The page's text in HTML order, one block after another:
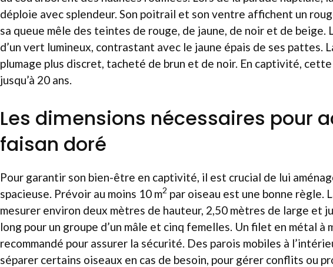
déploie avec splendeur. Son poitrail et son ventre affichent un
sa queue mêle des teintes de rouge, de jaune, de noir et de beige.
d’un vert lumineux, contrastant avec le jaune épais de ses pattes.
plumage plus discret, tacheté de brun et de noir. En captivité,
jusqu’à 20 ans.
Les dimensions nécessaires pour
faisan doré
Pour garantir son bien-être en captivité, il est crucial de lui
spacieuse. Prévoir au moins 10 m2 par oiseau est une bonne règle.
mesurer environ deux mètres de hauteur, 2,50 mètres de large et
long pour un groupe d’un mâle et cinq femelles. Un filet en métal à
recommandé pour assurer la sécurité. Des parois mobiles à
séparer certains oiseaux en cas de besoin, pour gérer conflits ou